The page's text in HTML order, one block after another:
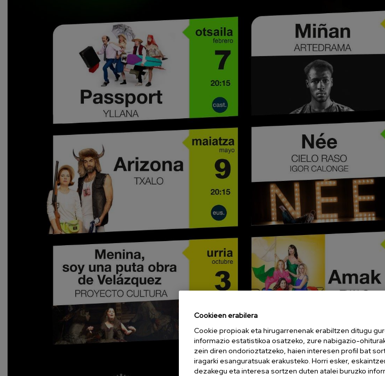
Cookieen erabilera
Cookie propioak eta hirugarrenenak erabiltzen ditugu
informazio estatistikoa osatzeko, zure nabigazio-
zein diren ondorioztatzeko, haien interesen profil bat
iragarki esanguratsuak erakusteko. Horri esker,
dezakegu eta interesa sortzen duten atalei buruzko